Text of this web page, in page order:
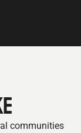
communities